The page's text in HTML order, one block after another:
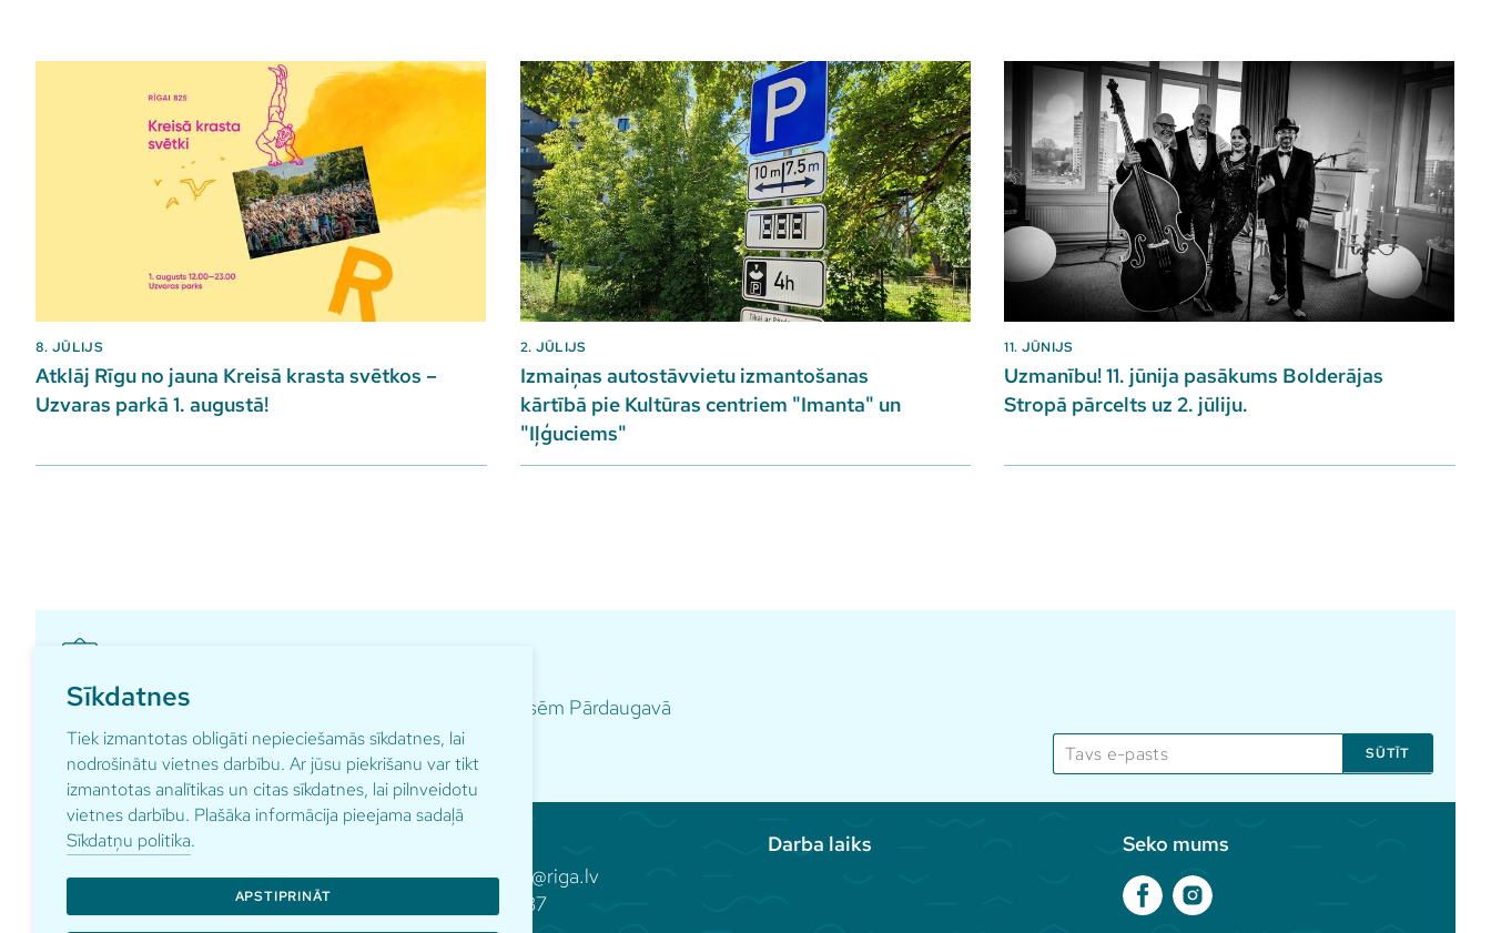
Sīkdatnes
Tiek izmantotas obligāti nepieciešamās sīkdatnes, lai
nodrošinātu vietnes darbību. Ar jūsu piekrišanu var tikt
izmantotas analītikas un citas sīkdatnes, lai pilnveidotu
vietnes darbību. Plašāka informācija pieejama sadaļā
Sīkdatņu politika.
APSTIPRINĀT
8. JŪLIJS
Atklāj Rīgu no jauna Kreisā krasta svētkos –
Uzvaras parkā 1. augustā!
2. JŪLIJS
Izmaiņas autostāvvietu izmantošanas
kārtībā pie Kultūras centriem "Imanta" un
"Iļģuciems"
11. JŪNIJS
Uzmanību! 11. jūnija pasākums Bolderājas
Stropā pārcelts uz 2. jūliju.
Pieraksties ikmēneša aktualitātēm par gaidāmajām norisēm Pārdaugavā
SŪTĪT
Adrese
Anniņmuižas bulvāris 29
Rīga, LV-1067
pardaugavaka@riga.lv
+371 67 181 937
Darba laiks Seko mums